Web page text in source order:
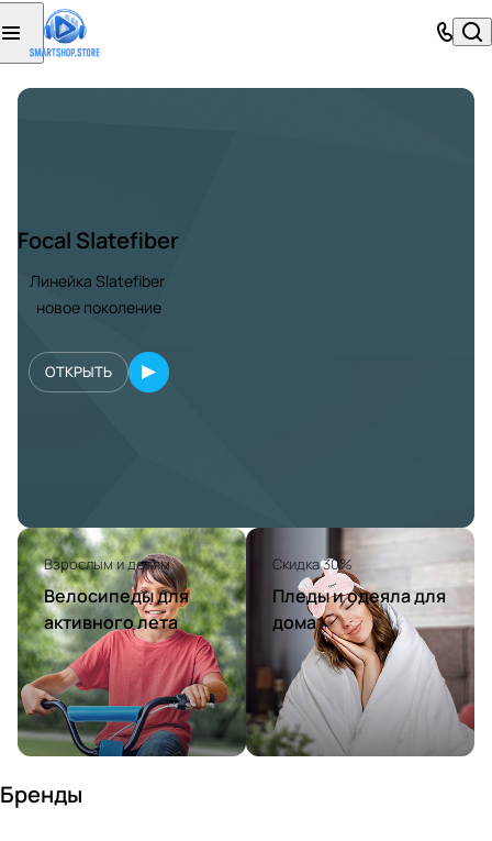
Focal Slatefiber
Линейка Slatefiber
новое поколение
ОТКРЫТЬ
Взрослым и детям
Велосипеды для
активного лета
Скидка 30%
Пледы и одеяла для
дома
Бренды